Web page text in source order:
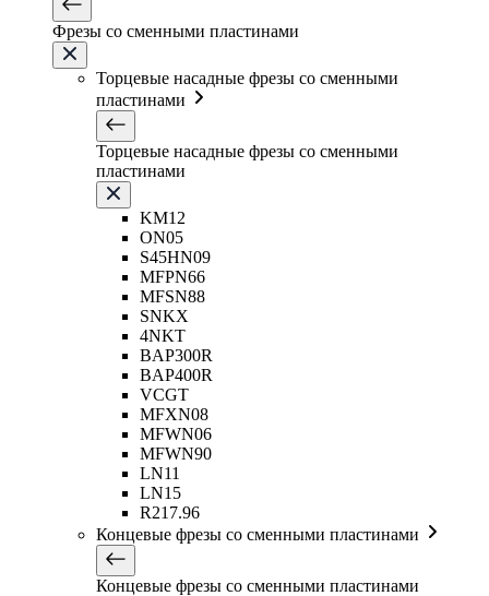
Фрезы со сменными пластинами
Торцевые насадные фрезы со сменными
пластинами
Торцевые насадные фрезы со сменными
пластинами
KM12
ON05
S45HN09
MFPN66
MFSN88
SNKX
4NKT
BAP300R
BAP400R
VCGT
MFXN08
MFWN06
MFWN90
LN11
LN15
R217.96
Концевые фрезы со сменными пластинами
Концевые фрезы со сменными пластинами